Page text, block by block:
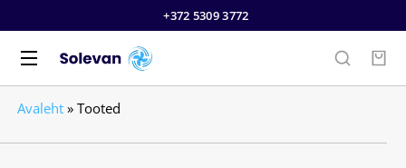
+372 5309 3772
Avaleht » Tooted